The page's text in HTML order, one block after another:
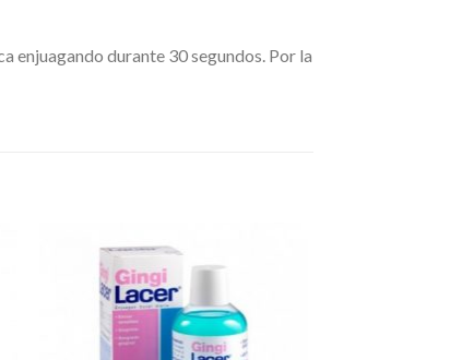
enjuagando durante 30 segundos. Por la